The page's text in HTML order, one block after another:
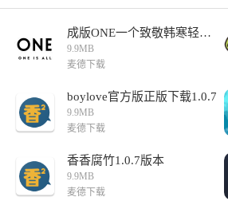
成版ONE一个致敬韩寒轻量版
9.9MB
麦德下载
boylove官方版正版下载1.0.7
9.9MB
麦德下载
香香腐竹1.0.7版本
9.9MB
麦德下载